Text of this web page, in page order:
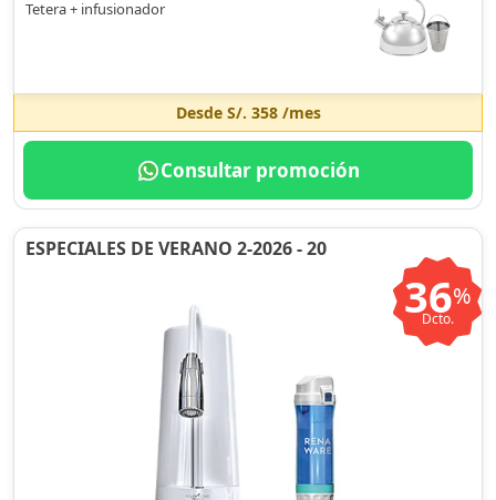
Tetera + infusionador
Desde S/. 358/mes
Consultar promoción
ESPECIALES DE VERANO 2-2026 - 20
36%
Dcto.